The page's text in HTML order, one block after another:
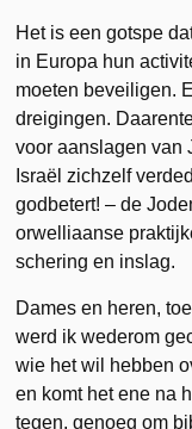
Het is een gotspe
in Europa hun
moeten beveiligen.
dreigingen.
voor aanslagen van
Israël zichzelf
godbetert! – de
orwelliaanse
schering en inslag.
Dames en heren,
werd ik wederom
wie het wil hebben
en komt het ene na
tegen, genoeg om